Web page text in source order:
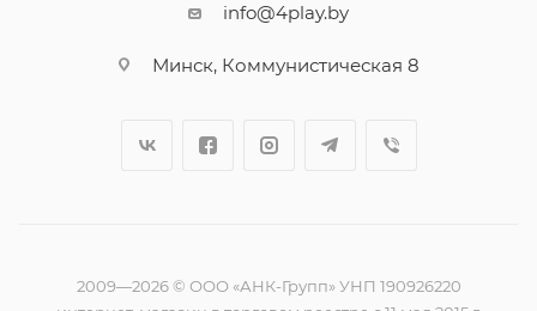
info@4play.by
Минск, Коммунистическая 8
2009—2026 © ООО «АНК-Групп» УНП 190926220